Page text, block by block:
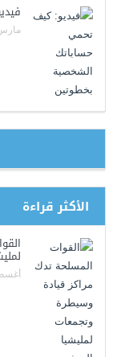
مارس 22,
الأكثر قراءة
أغسطس